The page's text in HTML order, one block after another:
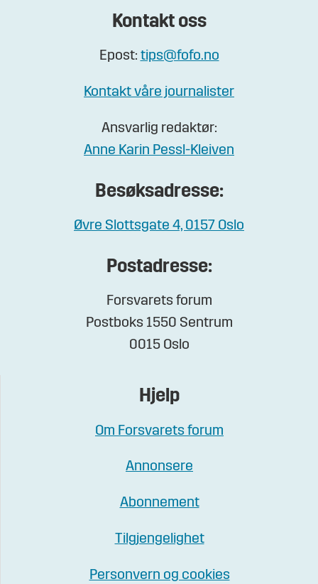
Kontakt oss
Epost: tips@fofo.no
Kontakt våre journalister
Ansvarlig redaktør:
Anne Karin Pessl-Kleiven
Besøksadresse:
Øvre Slottsgate 4, 0157 Oslo
Postadresse:
Forsvarets forum
Postboks 1550 Sentrum
0015 Oslo
Hjelp
Om Forsvarets forum
Annonsere
Abonnement
Tilgjengelighet
Personvern og cookies